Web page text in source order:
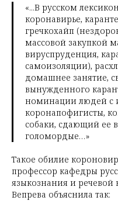
«...В русском
коронавирье,
гречкохайп
массовой закупкой
вируспруденция,
самоизоляции),
домашнее занятие,
вынужденного
номинации людей с
коронапофигисты,
собаки, сдающий ее
голомордые…»
Такое обилие
профессор кафедры
языкознания и
Вепрева объяснила так: